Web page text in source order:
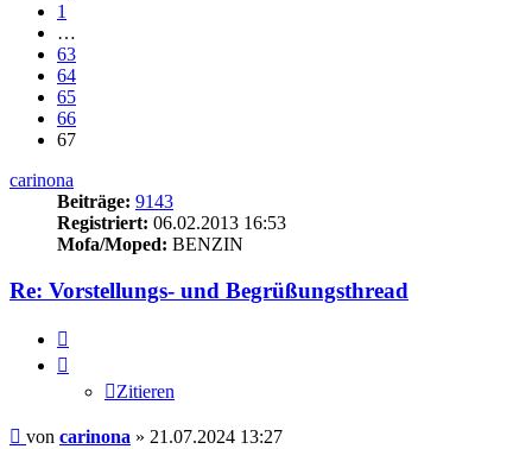
1
…
63
64
65
66
67
carinona
Beiträge: 9143
Registriert: 06.02.2013 16:53
Mofa/Moped: BENZIN
Re: Vorstellungs- und Begrüßungsthread
Zitieren
Beitrag
von carinona » 21.07.2024 13:27